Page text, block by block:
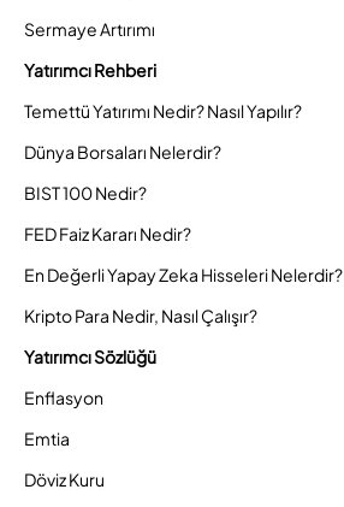
Sermaye Artırımı
Yatırımcı Rehberi
Temettü Yatırımı Nedir? Nasıl Yapılır?
Dünya Borsaları Nelerdir?
BIST 100 Nedir?
FED Faiz Kararı Nedir?
En Değerli Yapay Zeka Hisseleri Nelerdir?
Kripto Para Nedir, Nasıl Çalışır?
Yatırımcı Sözlüğü
Enflasyon
Emtia
Döviz Kuru